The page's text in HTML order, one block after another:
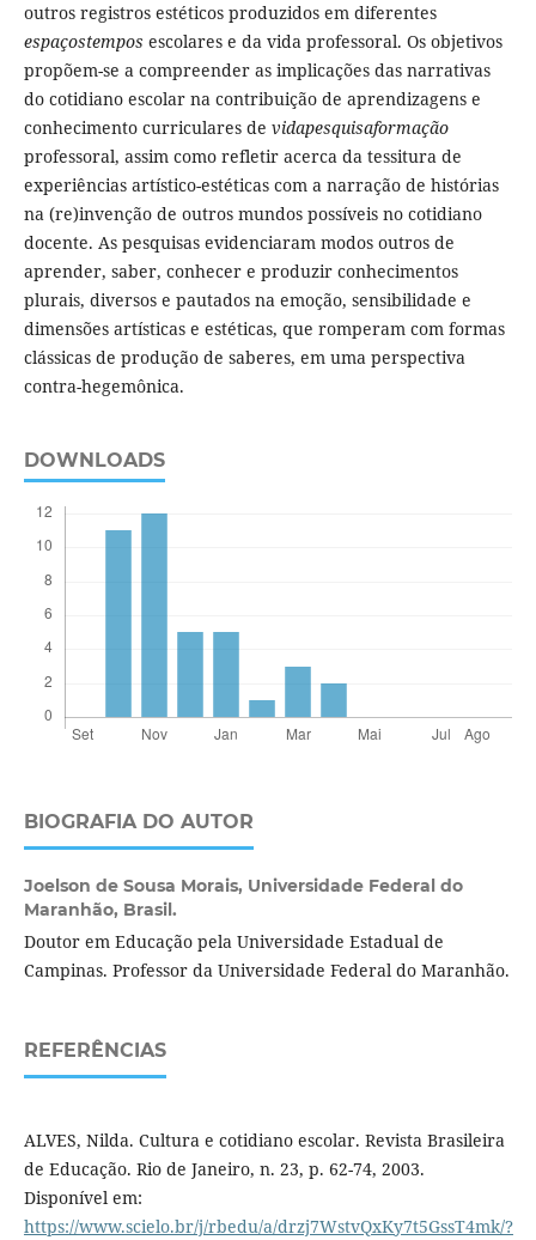
outros registros estéticos produzidos em diferentes
espaçostempos escolares e da vida professoral. Os objetivos
propõem-se a compreender as implicações das narrativas
do cotidiano escolar na contribuição de aprendizagens e
conhecimento curriculares de vidapesquisaformação
professoral, assim como refletir acerca da tessitura de
experiências artístico-estéticas com a narração de histórias
na (re)invenção de outros mundos possíveis no cotidiano
docente. As pesquisas evidenciaram modos outros de
aprender, saber, conhecer e produzir conhecimentos
plurais, diversos e pautados na emoção, sensibilidade e
dimensões artísticas e estéticas, que romperam com formas
clássicas de produção de saberes, em uma perspectiva
contra-hegemônica.
DOWNLOADS
BIOGRAFIA DO AUTOR
Joelson de Sousa Morais, Universidade Federal do
Maranhão, Brasil.
Doutor em Educação pela Universidade Estadual de
Campinas. Professor da Universidade Federal do Maranhão.
REFERÊNCIAS
ALVES, Nilda. Cultura e cotidiano escolar. Revista Brasileira
de Educação. Rio de Janeiro, n. 23, p. 62-74, 2003.
Disponível em:
https://www.scielo.br/j/rbedu/a/drzj7WstvQxKy7t5GssT4mk/?